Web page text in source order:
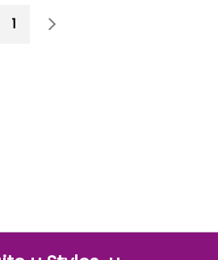
You're currently reading page
1 Page
2Page
Sledeće